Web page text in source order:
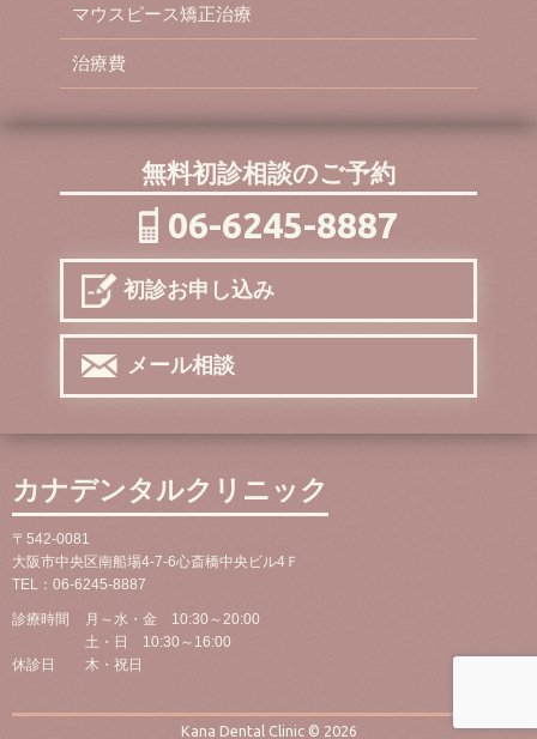
マウスピース矯正治療
治療費
無料初診相談のご予約
06-6245-8887
初診お申し込み
メール相談
カナデンタルクリニック
〒542-0081
大阪市中央区南船場4-7-6心斎橋中央ビル4Ｆ
TEL： 06-6245-8887
診療時間
月～水・金 10:30～20:00
土・日 10:30～16:00
休診日
木・祝日
Kana Dental Clinic © 2026